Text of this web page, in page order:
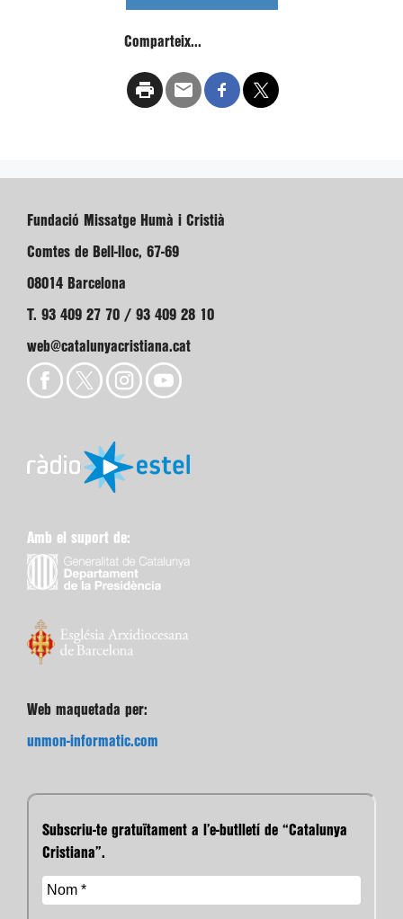
Comparteix...
Fundació Missatge Humà i Cristià
Comtes de Bell-lloc, 67-69
08014 Barcelona
T. 93 409 27 70 / 93 409 28 10
web@catalunyacristiana.cat
Amb el suport de:
Web maquetada per:
unmon-informatic.com
Subscriu-te gratuïtament a l’e-butlletí de “Catalunya
Cristiana”.